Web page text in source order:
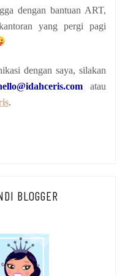
dengan bantuan ART,
yang pergi pagi
dengan saya, silakan
atau
.
BLOGGER